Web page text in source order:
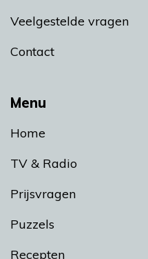
Menu
Home
TV & Radio
Prijsvragen
Puzzels
Recepten
Veelgestelde vragen
Contact